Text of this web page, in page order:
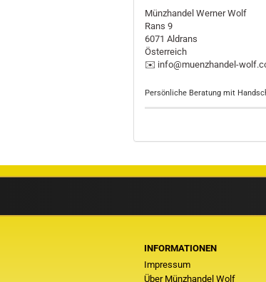
Münzhandel Werner Wolf
Rans 9
6071 Aldrans
Österreich
✉️ info@muenzhandel-
Persönliche Beratung mit
INFORMATIONEN
Impressum
Über Münzhandel Wolf